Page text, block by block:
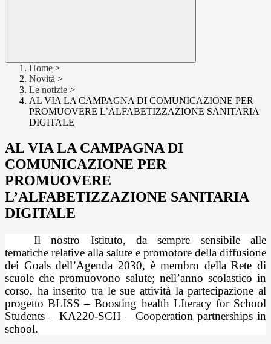
Home >
Novità >
Le notizie >
AL VIA LA CAMPAGNA DI COMUNICAZIONE PER
PROMUOVERE L’ALFABETIZZAZIONE SANITARIA
DIGITALE
AL VIA LA CAMPAGNA DI
COMUNICAZIONE PER
PROMUOVERE
L’ALFABETIZZAZIONE SANITARIA
DIGITALE
Il nostro Istituto, da sempre sensibile alle
tematiche relative alla salute e promotore della diffusione
dei Goals dell’Agenda 2030, è membro della Rete di
scuole che promuovono salute; nell’anno scolastico in
corso, ha inserito tra le sue attività la partecipazione al
progetto BLISS – Boosting health LIteracy for School
Students – KA220-SCH – Cooperation partnerships in
school.